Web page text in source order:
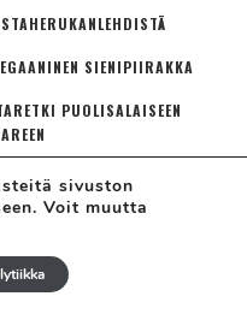
SIENIPIIRAKKA
PUOLISALAISEEN
PÄÄKAUPUNGISSA
rekisteriselote
sivuston
Voit muutta